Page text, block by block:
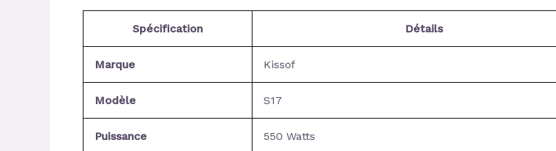
Spécification Détails
Marque Kissof
Modèle S17
Puissance 550 Watts